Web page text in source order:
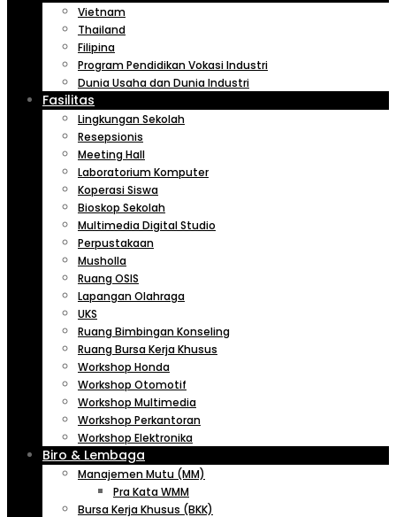
Vietnam
Thailand
Filipina
Program Pendidikan Vokasi Industri
Dunia Usaha dan Dunia Industri
Fasilitas
Lingkungan Sekolah
Resepsionis
Meeting Hall
Laboratorium Komputer
Koperasi Siswa
Bioskop Sekolah
Multimedia Digital Studio
Perpustakaan
Musholla
Ruang OSIS
Lapangan Olahraga
UKS
Ruang Bimbingan Konseling
Ruang Bursa Kerja Khusus
Workshop Honda
Workshop Otomotif
Workshop Multimedia
Workshop Perkantoran
Workshop Elektronika
Biro & Lembaga
Manajemen Mutu (MM)
Pra Kata WMM
Bursa Kerja Khusus (BKK)